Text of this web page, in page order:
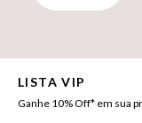
LISTA VIP
Ganhe 10% Off* em sua